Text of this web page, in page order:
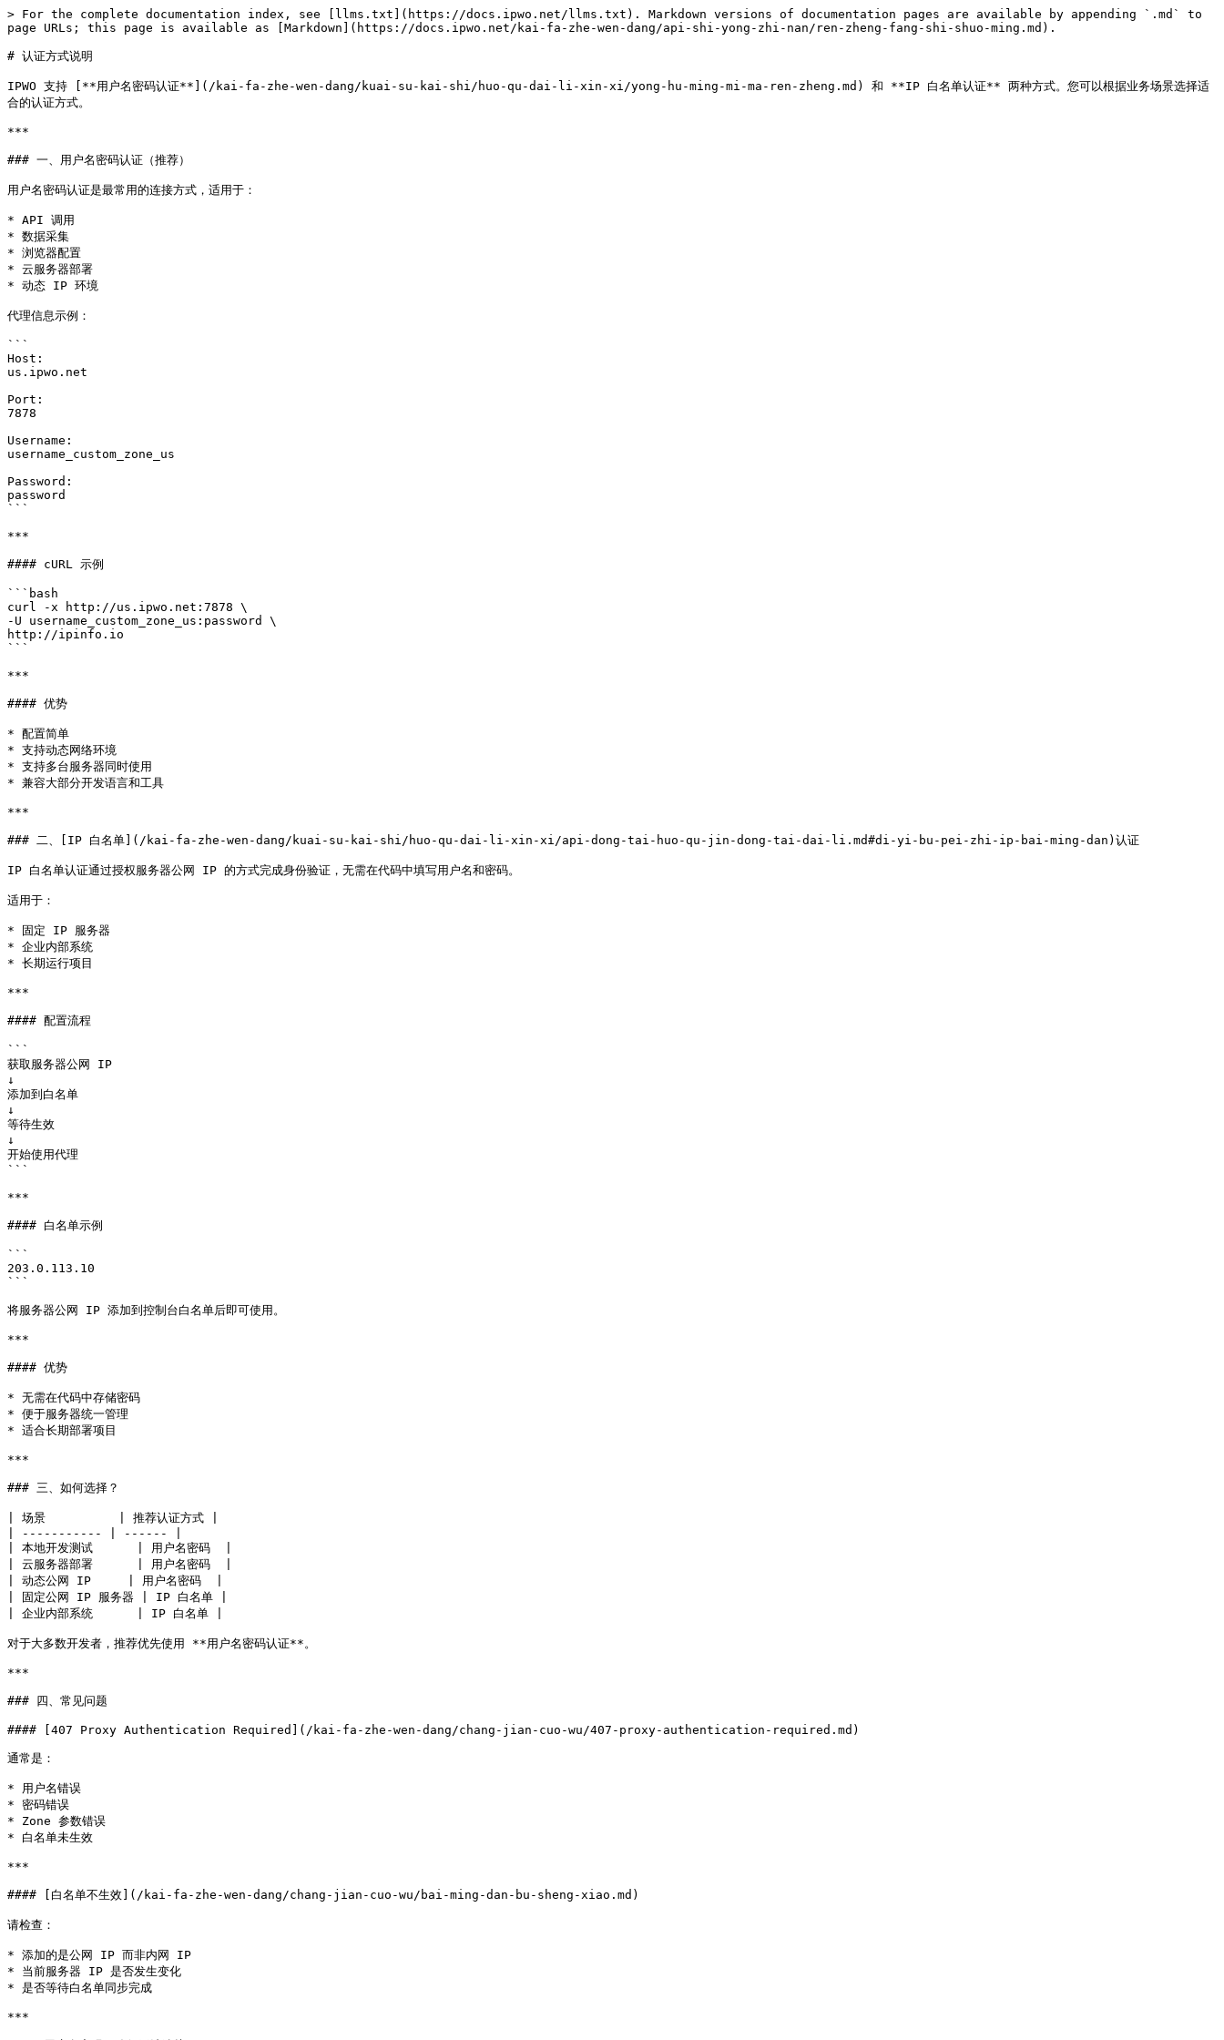
> For the complete documentation index, see [llms.txt](https://docs.ipwo.net/llms.txt). Markdown versions of documentation pages are available by appending `.md` to
page URLs; this page is available as [Markdown](https://docs.ipwo.net/kai-fa-zhe-wen-dang/api-shi-yong-zhi-nan/ren-zheng-fang-shi-shuo-ming.md).
# 认证方式说明
IPWO 支持 [**用户名密码认证**](/kai-fa-zhe-wen-dang/kuai-su-kai-shi/huo-qu-dai-li-xin-xi/yong-hu-ming-mi-ma-ren-zheng.md) 和 **IP 白名单认证** 两种方式。您可以根据业务场景选择适
合的认证方式。
***
### 一、用户名密码认证（推荐）
用户名密码认证是最常用的连接方式，适用于：
* API 调用
* 数据采集
* 浏览器配置
* 云服务器部署
* 动态 IP 环境
代理信息示例：
```
Host:
us.ipwo.net
Port:
7878
Username:
username_custom_zone_us
Password:
password
```
***
#### cURL 示例
```bash
curl -x http://us.ipwo.net:7878 \
-U username_custom_zone_us:password \
http://ipinfo.io
```
***
#### 优势
* 配置简单
* 支持动态网络环境
* 支持多台服务器同时使用
* 兼容大部分开发语言和工具
***
### 二、[IP 白名单](/kai-fa-zhe-wen-dang/kuai-su-kai-shi/huo-qu-dai-li-xin-xi/api-dong-tai-huo-qu-jin-dong-tai-dai-li.md#di-yi-bu-pei-zhi-ip-bai-ming-dan)认证
IP 白名单认证通过授权服务器公网 IP 的方式完成身份验证，无需在代码中填写用户名和密码。
适用于：
* 固定 IP 服务器
* 企业内部系统
* 长期运行项目
***
#### 配置流程
```
获取服务器公网 IP
↓
添加到白名单
↓
等待生效
↓
开始使用代理
```
***
#### 白名单示例
```
203.0.113.10
```
将服务器公网 IP 添加到控制台白名单后即可使用。
***
#### 优势
* 无需在代码中存储密码
* 便于服务器统一管理
* 适合长期部署项目
***
### 三、如何选择？
| 场景          | 推荐认证方式 |
| ----------- | ------ |
| 本地开发测试      | 用户名密码  |
| 云服务器部署      | 用户名密码  |
| 动态公网 IP     | 用户名密码  |
| 固定公网 IP 服务器 | IP 白名单 |
| 企业内部系统      | IP 白名单 |
对于大多数开发者，推荐优先使用 **用户名密码认证**。
***
### 四、常见问题
#### [407 Proxy Authentication Required](/kai-fa-zhe-wen-dang/chang-jian-cuo-wu/407-proxy-authentication-required.md)
通常是：
* 用户名错误
* 密码错误
* Zone 参数错误
* 白名单未生效
***
#### [白名单不生效](/kai-fa-zhe-wen-dang/chang-jian-cuo-wu/bai-ming-dan-bu-sheng-xiao.md)
请检查：
* 添加的是公网 IP 而非内网 IP
* 当前服务器 IP 是否发生变化
* 是否等待白名单同步完成
***